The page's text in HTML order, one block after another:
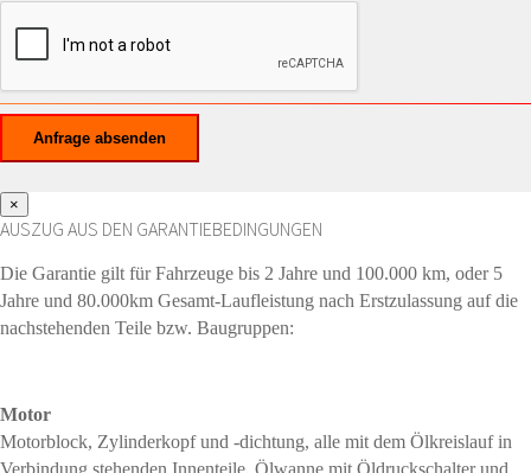
×
AUSZUG AUS DEN GARANTIEBEDINGUNGEN
Die Garantie gilt für Fahrzeuge bis 2 Jahre und 100.000 km, oder 5
Jahre und 80.000km Gesamt-Laufleistung nach Erstzulassung auf die
nachstehenden Teile bzw. Baugruppen:
Motor
Motorblock, Zylinderkopf und -dichtung, alle mit dem Ölkreislauf in
Verbindung stehenden Innenteile, Ölwanne mit Öldruckschalter und